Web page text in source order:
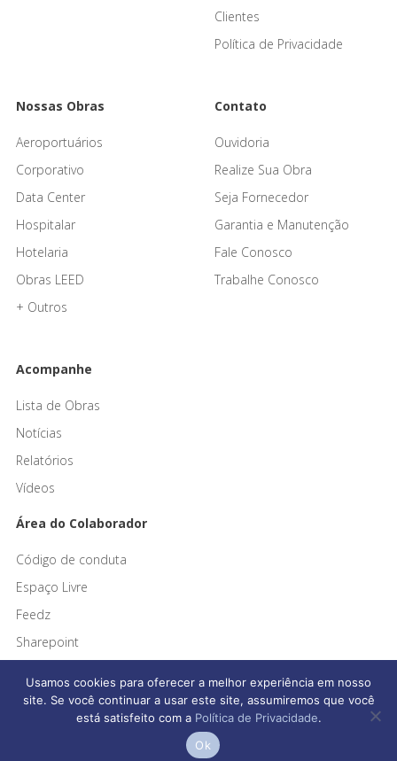
Clientes
Política de Privacidade
Nossas Obras
Aeroportuários
Corporativo
Data Center
Hospitalar
Hotelaria
Obras LEED
+ Outros
Contato
Ouvidoria
Realize Sua Obra
Seja Fornecedor
Garantia e Manutenção
Fale Conosco
Trabalhe Conosco
Acompanhe
Lista de Obras
Notícias
Relatórios
Vídeos
Área do Colaborador
Código de conduta
Espaço Livre
Feedz
Sharepoint
Afonso França Engenharia © 2026 Todos os direitos reservados
Usamos cookies para oferecer a melhor experiência em nosso
site. Se você continuar a usar este site, assumiremos que você
está satisfeito com a Política de Privacidade.
Ok